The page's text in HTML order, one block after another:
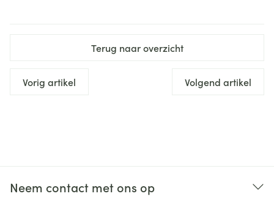
Terug naar overzicht
Vorig artikel Volgend artikel
Neem contact met ons op